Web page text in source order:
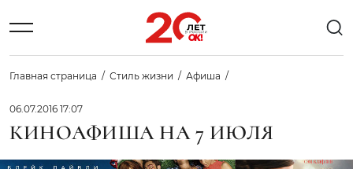
Главная страница Стиль жизни Афиша
06.07.2016 17:07
КИНОАФИША НА 7 ИЮЛЯ